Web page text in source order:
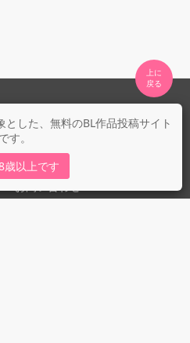
した、無料のBL作品投稿サイト
です。
歳以上です
上に
fujossy運営ブログ